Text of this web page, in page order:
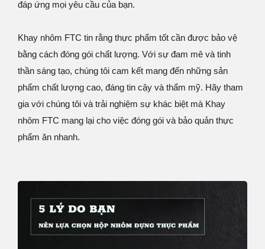
đáp ứng mọi yêu cầu của bạn.
Khay nhôm FTC tin rằng thực phẩm tốt cần được bảo vệ
bằng cách đóng gói chất lượng. Với sự đam mê và tinh
thần sáng tạo, chúng tôi cam kết mang đến những sản
phẩm chất lượng cao, đáng tin cậy và thẩm mỹ. Hãy tham
gia với chúng tôi và trải nghiệm sự khác biệt mà Khay
nhôm FTC mang lại cho việc đóng gói và bảo quản thực
phẩm ăn nhanh.